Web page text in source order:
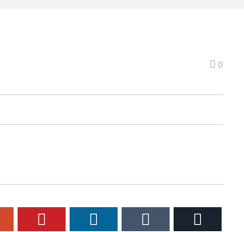
0
Google+ Pinterest LinkedIn Tumblr